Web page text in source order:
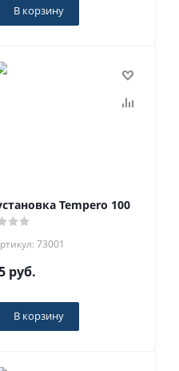
В корзину
Tempero 100
73001
руб.
В корзину